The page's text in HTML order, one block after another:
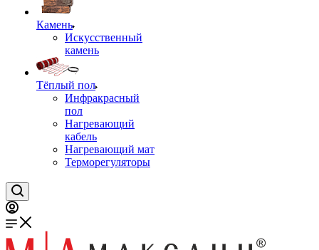
Камень
Искусственный
камень
Тёплый пол
Инфракрасный
пол
Нагревающий
кабель
Нагревающий мат
Терморегуляторы